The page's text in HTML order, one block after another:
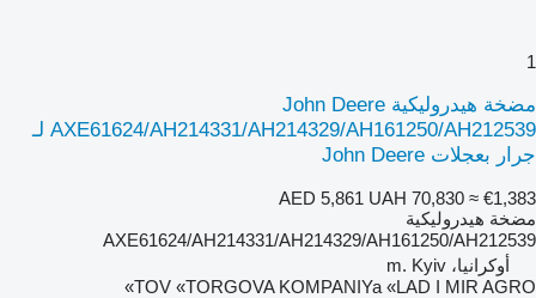
1
مضخة هيدروليكية John Deere
AXE61624/AH214331/AH214329/AH161250/AH212539 لـ
جرار بعجلات John Deere
AED 5,861 UAH 70,830 ≈ €1,383
مضخة هيدروليكية
AXE61624/AH214331/AH214329/AH161250/AH212539
أوكرانيا، m. Kyiv
TOV «TORGOVA KOMPANIYa «LAD I MIR AGRO»